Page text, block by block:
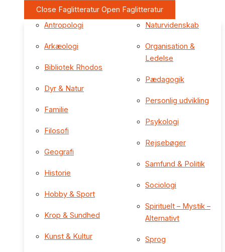
Close Faglitteratur Open Faglitteratur
Antropologi
Arkæologi
Bibliotek Rhodos
Dyr & Natur
Familie
Filosofi
Geografi
Historie
Hobby & Sport
Krop & Sundhed
Kunst & Kultur
Naturvidenskab
Organisation &
Ledelse
Pædagogik
Personlig udvikling
Psykologi
Rejsebøger
Samfund & Politik
Sociologi
Spirituelt – Mystik –
Alternativt
Sprog